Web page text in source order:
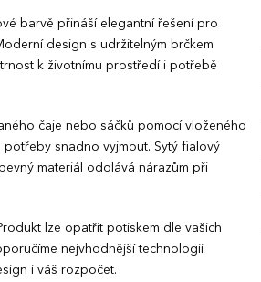
barvě přináší elegantní řešení pro
design s udržitelným brčkem
k životnímu prostředí i potřebě
čaje nebo sáčků pomocí vloženého
snadno vyjmout. Sytý fialový
materiál odolává nárazům při
lze opatřit potiskem dle vašich
nejvhodnější technologii
i váš rozpočet.